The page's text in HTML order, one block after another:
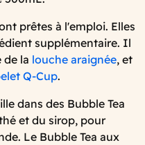
prêtes à l'emploi. Elles
supplémentaire. Il
de la louche araignée, et
Q-Cup.
dans des Bubble Tea
et du sirop, pour
Le Bubble Tea aux